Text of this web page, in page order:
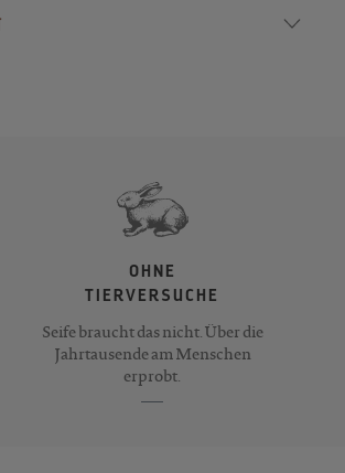
OHNE
TIERVERSUCHE
Seife braucht das nicht. Über die
Jahrtausende am Menschen
erprobt.